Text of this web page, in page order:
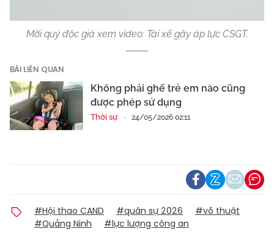
Mời quý độc giả xem video: Tài xế gây áp lực CSGT.
BÀI LIÊN QUAN
Không phải ghế trẻ em nào cũng
được phép sử dụng
Thời sự 24/05/2026 02:11
#Hội thao CAND #quân sự 2026
#võ thuật
#Quảng Ninh
#lực lượng công an